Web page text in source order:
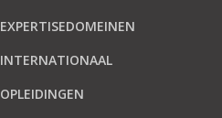
EXPERTISEDOMEINEN
INTERNATIONAAL
OPLEIDINGEN